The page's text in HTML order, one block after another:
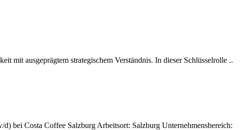
mit ausgeprägtem strategischem Verständnis. In dieser Schlüsselrolle ..
bei Costa Coffee Salzburg Arbeitsort: Salzburg Unternehmensbereich: